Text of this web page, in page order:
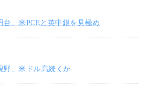
台、米PCEと英中銀を見極め
野、米ドル高続くか